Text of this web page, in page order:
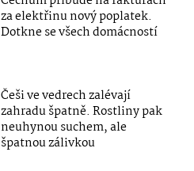
za elektřinu nový poplatek.
Dotkne se všech domácností
Češi ve vedrech zalévají
zahradu špatně. Rostliny pak
neuhynou suchem, ale
špatnou zálivkou